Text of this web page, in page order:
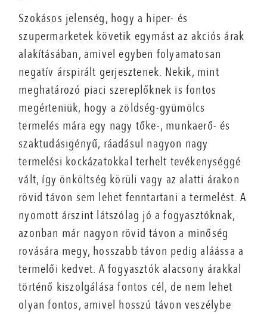
Szokásos jelenség, hogy a hiper- és
szupermarketek követik egymást az akciós árak
alakításában, amivel egyben folyamatosan
negatív árspirált gerjesztenek. Nekik, mint
meghatározó piaci szereplőknek is fontos
megérteniük, hogy a zöldség-gyümölcs
termelés mára egy nagy tőke-, munkaerő- és
szaktudásigényű, ráadásul nagyon nagy
termelési kockázatokkal terhelt tevékenységgé
vált, így önköltség körüli vagy az alatti árakon
rövid távon sem lehet fenntartani a termelést. A
nyomott árszint látszólag jó a fogyasztóknak,
azonban már nagyon rövid távon a minőség
rovására megy, hosszabb távon pedig aláássa a
termelői kedvet. A fogyasztók alacsony árakkal
történő kiszolgálása fontos cél, de nem lehet
olyan fontos, amivel hosszú távon veszélybe